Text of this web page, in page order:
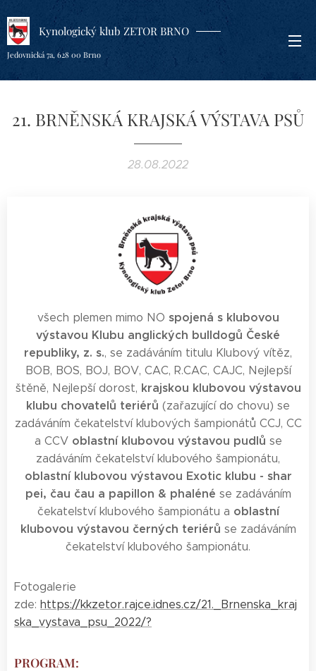
Kynologický klub ZETOR BRNO
Jedovnická 7a, 628 00 Brno
21. BRNĚNSKÁ KRAJSKÁ VÝSTAVA PSŮ
28.08.2022
všech plemen mimo NO spojená s klubovou
výstavou Klubu anglických bulldogů České
republiky, z. s., se zadáváním titulu Klubový vítěz,
BOB, BOS, BOJ, BOV, CAC, R.CAC, CAJC, Nejlepší
štěně, Nejlepší dorost, krajskou klubovou výstavou
klubu chovatelů teriérů (zařazující do chovu) se
zadáváním čekatelství klubových šampionátů CCJ, CC
a CCV oblastní klubovou výstavou pudlů se
zadáváním čekatelství klubového šampionátu,
oblastní klubovou výstavou Exotic klubu - shar
pei, čau čau a papillon & phaléné se zadáváním
čekatelství klubového šampionátu a oblastní
klubovou výstavou černých teriérů se zadáváním
čekatelství klubového šampionátu.
Fotogalerie
zde: https://kkzetor.rajce.idnes.cz/21._Brnenska_kraj
ska_vystava_psu_2022/?
PROGRAM: